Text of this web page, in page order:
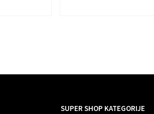
SUPER SHOP KATEGORIJE